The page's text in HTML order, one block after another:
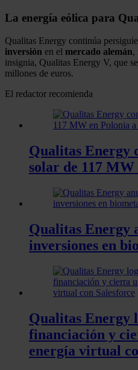
La energía eólica para
Qualitas Energy continúa
inversión en el mercado alemán,
insignia, Qualitas Energy V, que
millones de euros.
El redactor recomienda
Qualitas Energy
solar de 117
Qualitas Energy
inversiones en
Qualitas Energy
financiación y
energía virtual